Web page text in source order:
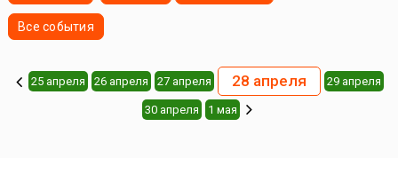
Все события
25 апреля 26 апреля 27 апреля 28 апреля 29 апреля
30 апреля 1 мая